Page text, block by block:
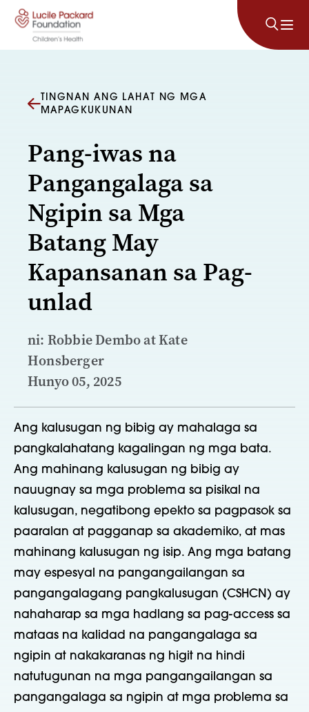
Lumaktaw sa nilalaman
TINGNAN ANG LAHAT NG MGA
MAPAGKUKUNAN
Pang-iwas na
Pangangalaga sa
Ngipin sa Mga
Batang May
Kapansanan sa Pag-
unlad
ni: Robbie Dembo at Kate
Honsberger
Hunyo 05, 2025
Ang kalusugan ng bibig ay mahalaga sa
pangkalahatang kagalingan ng mga bata.
Ang mahinang kalusugan ng bibig ay
nauugnay sa mga problema sa pisikal na
kalusugan, negatibong epekto sa pagpasok sa
paaralan at pagganap sa akademiko, at mas
mahinang kalusugan ng isip. Ang mga batang
may espesyal na pangangailangan sa
pangangalagang pangkalusugan (CSHCN) ay
nahaharap sa mga hadlang sa pag-access sa
mataas na kalidad na pangangalaga sa
ngipin at nakakaranas ng higit na hindi
natutugunan na mga pangangailangan sa
pangangalaga sa ngipin at mga problema sa